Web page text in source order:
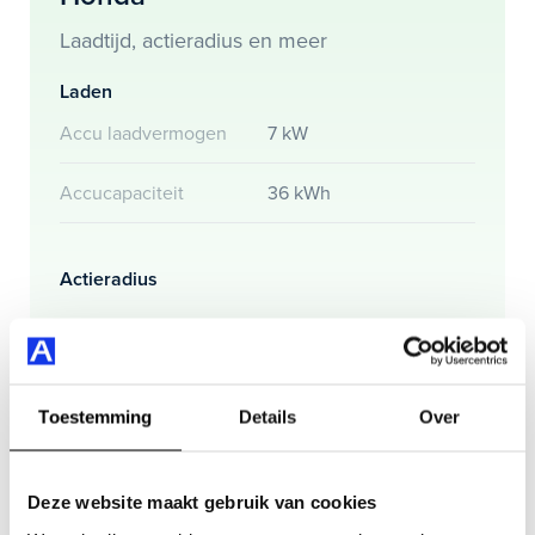
Toestemming Details Over
Deze website maakt gebruik van cookies
Maak snel een afspraak in de showroom of bestel hem
direct online.
Laadtijd, actieradius en meer
Laden
Accu laadvermogen
7 kW
Accucapaciteit 36 kWh
Actieradius
Gemmiddeld elektrisch
17.8 kW